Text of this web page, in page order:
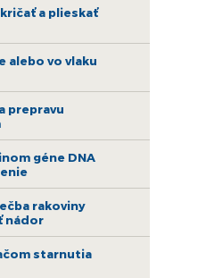
a plieskať
alebo vo vlaku
prepravu
géne DNA
rakoviny
nádor
starnutia